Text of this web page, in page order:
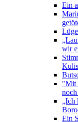
Ein
wir
"Mit
„Ich
Ein